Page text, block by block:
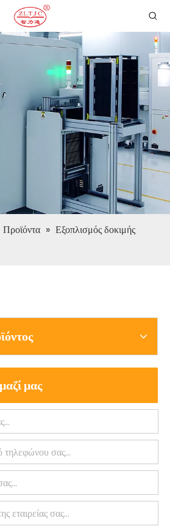
Προϊόντα » Εξοπλισμός δοκιμής
μας